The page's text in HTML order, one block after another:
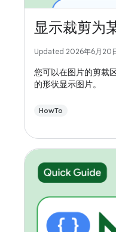
显示裁剪为
Updated 2026年6月20
您可以在图片的剪裁
的形状显示图片。
HowTo